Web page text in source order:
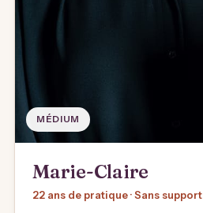
MÉDIUM
Marie-Claire
22 ans de pratique · Sans support